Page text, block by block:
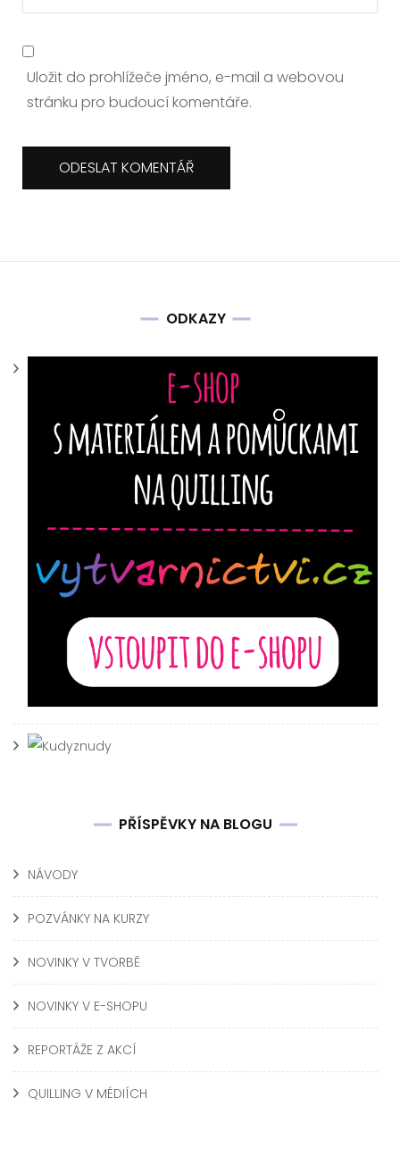
Uložit do prohlížeče jméno, e-mail a webovou
stránku pro budoucí komentáře.
ODKAZY
PŘÍSPĚVKY NA BLOGU
NÁVODY
POZVÁNKY NA KURZY
NOVINKY V TVORBĚ
NOVINKY V E-SHOPU
REPORTÁŽE Z AKCÍ
QUILLING V MÉDIÍCH